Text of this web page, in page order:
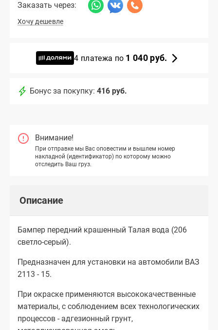
Заказать через:
Хочу дешевле
4 платежа по 1 040 руб.
Бонус за покупку: 416 руб.
Внимание!
При отправке мы Вас оповестим и вышлем номер
накладной (идентификатор) по которому можно
отследить Ваш груз.
Описание
Бампер передний крашенный Талая вода (206
светло-серый).
Предназначен для установки на автомобили ВАЗ
2113 - 15.
При окраске применяются высококачественные
материалы, с соблюдением всех технологических
процессов - адгезионный грунт,